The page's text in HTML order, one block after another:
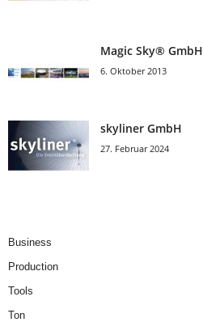
Magic Sky® GmbH
6. Oktober 2013
skyliner GmbH
27. Februar 2024
Business
Production
Tools
Ton